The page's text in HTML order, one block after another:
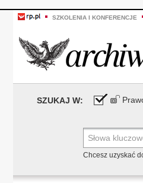
SZKOLENIA I KONFERENCJE
SZUKAJ W:
Chcesz uzyskać